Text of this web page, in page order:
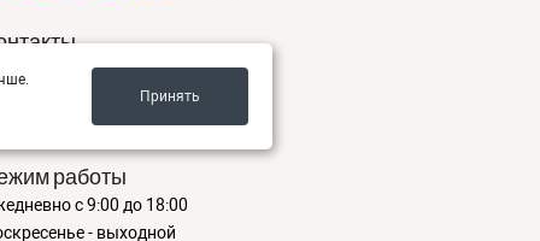
Москва ул. ТОЛЬКО ОПТ
378-86-46, +7(996) 631-44-10
работы
с 9:00 до 18:00
- выходной
Принять